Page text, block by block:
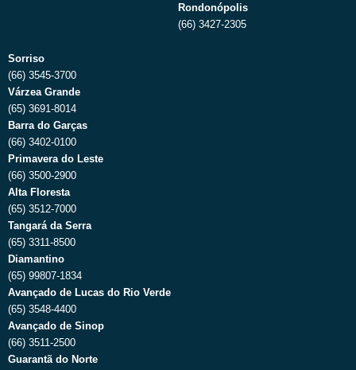
Rondonópolis
(66) 3427-2305
Sorriso
(66) 3545-3700
Várzea Grande
(65) 3691-8014
Barra do Garças
(66) 3402-0100
Primavera do Leste
(66) 3500-2900
Alta Floresta
(65) 3512-7000
Tangará da Serra
(65) 3311-8500
Diamantino
(65) 99807-1834
Avançado de Lucas do Rio Verde
(65) 3548-4400
Avançado de Sinop
(66) 3511-2500
Guarantã do Norte